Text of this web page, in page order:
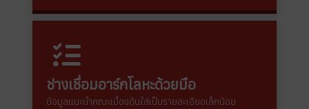
ช่างเชื่อมอาร์กโลหะด้วยมือ
ข้อมูลแนะนำคณะเบื้องต้นใส่เป็นรายละเอียดเล็กน้อย